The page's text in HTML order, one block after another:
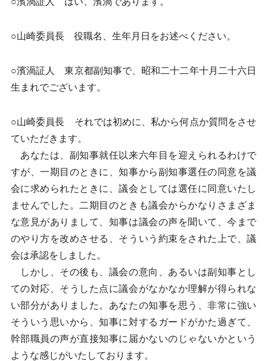
○山崎委員長 役職名、生年月日をお述べください。
○濱渦証人 東京都副知事で、昭和二十二年十月二十六日
生まれでございます。
○山崎委員長 それでは初めに、私から何点か質問をさせ
ていただきます。
あなたは、副知事就任以来六年目を迎えられるわけで
すが、一期目のときに、知事から副知事選任の同意を議
会に求められたときに、議会としては選任に同意いたし
ませんでした。二期目のときも議会からかなりさまざま
な意見がありまして、知事は議会の声を聞いて、今まで
のやり方を改めさせる、そういう約束をされた上で、議
会は承認をしました。
しかし、その後も、議会の意向、あるいは副知事とし
ての対応、そうした点に議会がなかなか理解が得られな
い部分がありました。あなたの知事を思う、非常に強い
そういう思いから、知事に対するガードがかた過ぎて、
幹部職員の声が直接知事に届かないのじゃないかという
ような感じがいたしております。